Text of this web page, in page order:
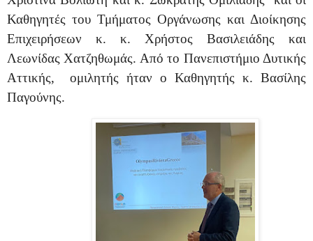
Καθηγητές του Τμήματος Οργάνωσης και Διοίκησης
Επιχειρήσεων κ. κ. Χρήστος Βασιλειάδης και
Λεωνίδας Χατζηθωμάς. Από το Πανεπιστήμιο Δυτικής
Αττικής,
ομιλητής ήταν ο Καθηγητής κ. Βασίλης
Παγούνης.